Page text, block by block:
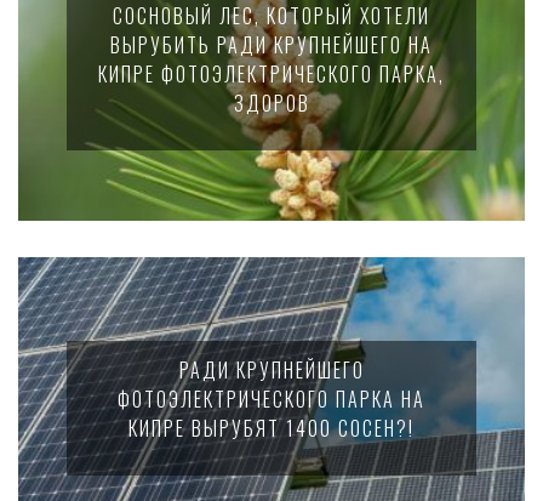
СОСНОВЫЙ ЛЕС, КОТОРЫЙ ХОТЕЛИ
ВЫРУБИТЬ РАДИ КРУПНЕЙШЕГО НА
КИПРЕ ФОТОЭЛЕКТРИЧЕСКОГО ПАРКА,
ЗДОРОВ
РАДИ КРУПНЕЙШЕГО
ФОТОЭЛЕКТРИЧЕСКОГО ПАРКА НА
КИПРЕ ВЫРУБЯТ 1400 СОСЕН?!